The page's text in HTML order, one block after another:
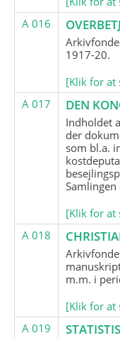
A 016
1917-20.
[Klik for at
A 017
DEN
Indholdet
der
som bl.a.
[Klik for at
A 018
m.m. i
[Klik for at
A 019